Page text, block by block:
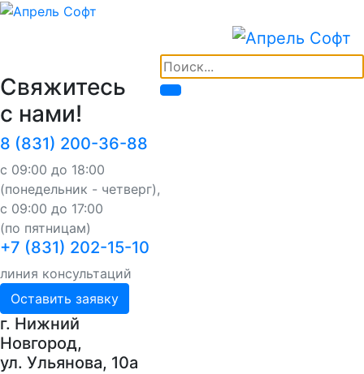
Свяжитесь
с нами!
8 (831) 200-36-88
с 09:00 до 18:00
(понедельник - четверг),
с 09:00 до 17:00
(по пятницам)
+7 (831) 202-15-10
линия консультаций
Оставить заявку
г. Нижний
Новгород,
ул. Ульянова, 10a